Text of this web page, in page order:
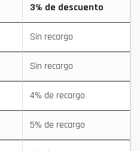
3% de descuento
Sin recargo
Sin recargo
4% de recargo
5% de recargo